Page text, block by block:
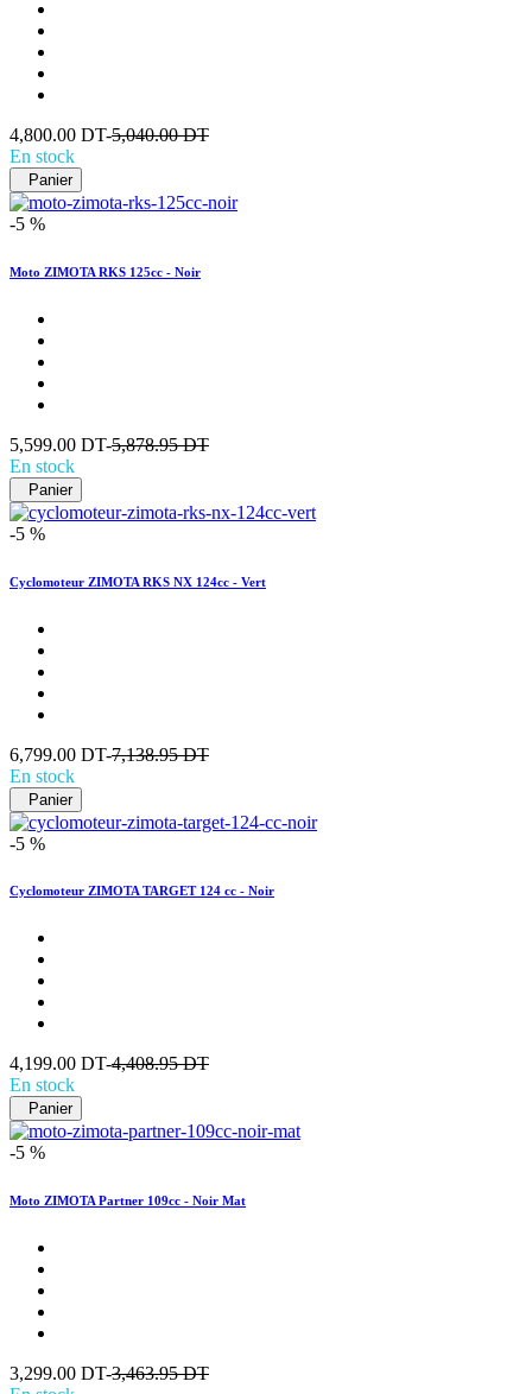
4,800.00 DT-5,040.00 DT
En stock
Panier
-5 %
Moto ZIMOTA RKS 125cc - Noir
5,599.00 DT-5,878.95 DT
En stock
Panier
-5 %
Cyclomoteur ZIMOTA RKS NX 124cc - Vert
6,799.00 DT-7,138.95 DT
En stock
Panier
-5 %
Cyclomoteur ZIMOTA TARGET 124 cc - Noir
4,199.00 DT-4,408.95 DT
En stock
Panier
-5 %
Moto ZIMOTA Partner 109cc - Noir Mat
3,299.00 DT-3,463.95 DT